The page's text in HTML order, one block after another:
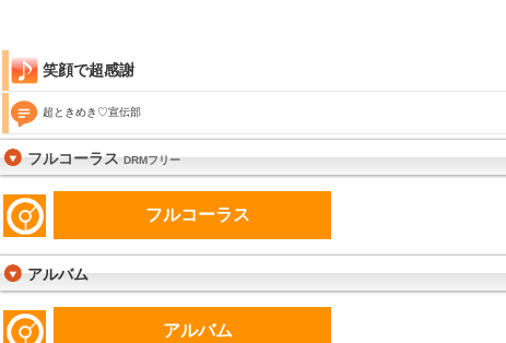
笑顔で超感謝
超ときめき♡宣伝部
フルコーラスDRMフリー
フルコーラス
アルバム
アルバム